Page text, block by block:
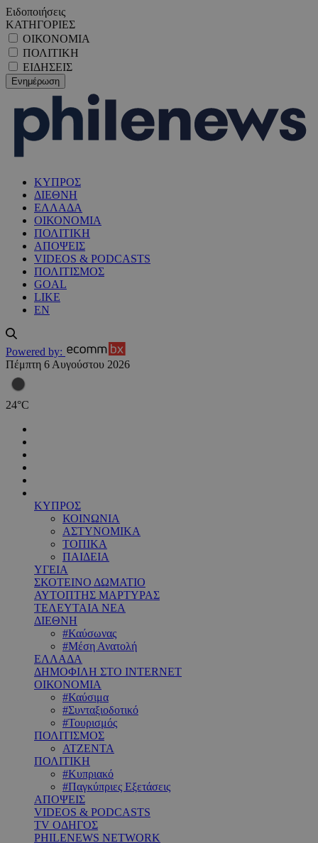
Ειδοποιήσεις
ΚΑΤΗΓΟΡΙΕΣ
ΟΙΚΟΝΟΜΙΑ
ΠΟΛΙΤΙΚΗ
ΕΙΔΗΣΕΙΣ
ΚΥΠΡΟΣ
ΔΙΕΘΝΗ
ΕΛΛΑΔΑ
ΟΙΚΟΝΟΜΙΑ
ΠΟΛΙΤΙΚΗ
ΑΠΟΨΕΙΣ
VIDEOS & PODCASTS
ΠΟΛΙΤΙΣΜΟΣ
GOAL
LIKE
EN
Powered by:
Πέμπτη 6 Αυγούστου 2026
24°C
ΚΥΠΡΟΣ
ΚΟΙΝΩΝΙΑ
ΑΣΤΥΝΟΜΙΚΑ
ΤΟΠΙΚΑ
ΠΑΙΔΕΙΑ
ΥΓΕΙΑ
ΣΚΟΤΕΙΝΟ ΔΩΜΑΤΙΟ
ΑΥΤΟΠΤΗΣ ΜΑΡΤΥΡΑΣ
ΤΕΛΕΥΤΑΙΑ ΝΕΑ
ΔΙΕΘΝΗ
#Καύσωνας
#Μέση Ανατολή
ΕΛΛΑΔΑ
ΔΗΜΟΦΙΛΗ ΣΤΟ INTERNET
ΟΙΚΟΝΟΜΙΑ
#Καύσιμα
#Συνταξιοδοτικό
#Τουρισμός
ΠΟΛΙΤΙΣΜΟΣ
ΑΤΖΕΝΤΑ
ΠΟΛΙΤΙΚΗ
#Κυπριακό
#Παγκύπριες Εξετάσεις
ΑΠΟΨΕΙΣ
VIDEOS & PODCASTS
TV ΟΔΗΓΟΣ
PHILENEWS NETWORK